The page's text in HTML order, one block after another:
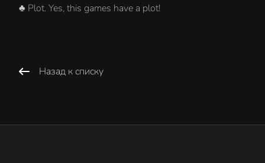
♣ Plot. Yes, this games have a plot!
Назад к списку